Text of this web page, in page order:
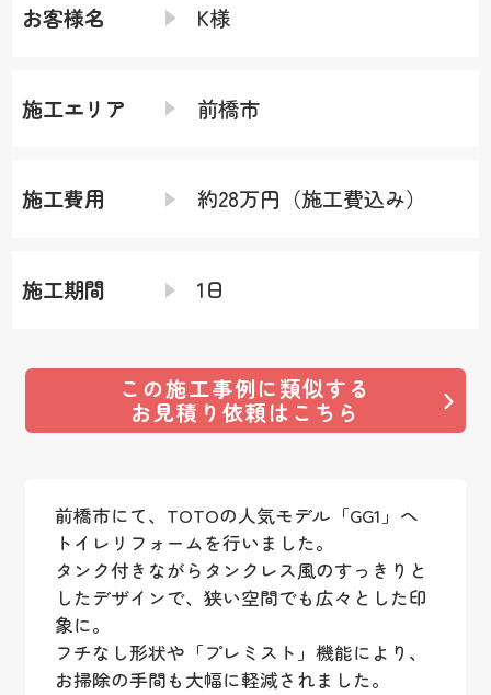
お客様名 K様
施工エリア 前橋市
施工費用 約28万円（施工費込み）
施工期間 1日
この施工事例に類似する
お見積り依頼はこちら
前橋市にて、TOTOの人気モデル「GG1」へ
トイレリフォームを行いました。
タンク付きながらタンクレス風のすっきりと
したデザインで、狭い空間でも広々とした印
象に。
フチなし形状や「プレミスト」機能により、
お掃除の手間も大幅に軽減されました。